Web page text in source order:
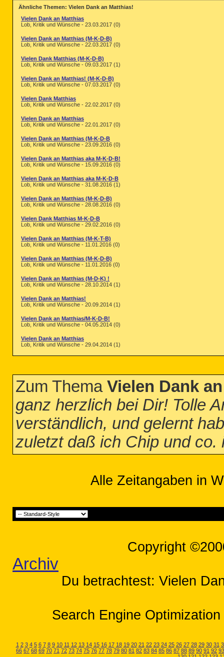
Ähnliche Themen: Vielen Dank an Matthias!
Vielen Dank an Matthias
Lob, Kritik und Wünsche - 23.03.2017 (0)
Vielen Dank an Matthias (M-K-D-B)
Lob, Kritik und Wünsche - 22.03.2017 (0)
Vielen Dank Matthias (M-K-D-B)
Lob, Kritik und Wünsche - 09.03.2017 (1)
Vielen Dank an Matthias! (M-K-D-B)
Lob, Kritik und Wünsche - 07.03.2017 (0)
Vielen Dank Matthias
Lob, Kritik und Wünsche - 22.02.2017 (0)
Vielen Dank an Matthias
Lob, Kritik und Wünsche - 22.01.2017 (0)
Vielen Dank an Matthias (M-K-D-B
Lob, Kritik und Wünsche - 23.09.2016 (0)
Vielen Dank an Matthias aka M-K-D-B!
Lob, Kritik und Wünsche - 15.09.2016 (0)
Vielen Dank an Matthias aka M-K-D-B
Lob, Kritik und Wünsche - 31.08.2016 (1)
Vielen Dank an Matthias (M-K-D-B)
Lob, Kritik und Wünsche - 28.08.2016 (0)
Vielen Dank Matthias M-K-D-B
Lob, Kritik und Wünsche - 29.02.2016 (0)
Vielen Dank an Matthias (M-K-T-B)
Lob, Kritik und Wünsche - 11.01.2016 (0)
Vielen Dank an Matthias (M-K-D-B)
Lob, Kritik und Wünsche - 11.01.2016 (0)
Vielen Dank an Matthias (M-D-K) !
Lob, Kritik und Wünsche - 28.10.2014 (1)
Vielen Dank an Matthias!
Lob, Kritik und Wünsche - 20.09.2014 (1)
Vielen Dank an Matthias/M-K-D-B!
Lob, Kritik und Wünsche - 04.05.2014 (0)
Vielen Dank an Matthias
Lob, Kritik und Wünsche - 29.04.2014 (1)
Zum Thema Vielen Dank
ganz herzlich bei Dir! Tolle
verständlich, und gelernt
zuletzt daß ich Chip und
Alle Zeitangaben in
Copyright
Archiv
Du betrachtest: Vielen
Search Engine
1 2 3 4 5 6 7 8 9 10 11 12 13 14 15 16 17 18 19 20 21 22 23 24 25 26 27 28 29 30 31
66 67 68 69 70 71 72 73 74 75 76 77 78 79 80 81 82 83 84 85 86 87 88 89 90 91 92 93